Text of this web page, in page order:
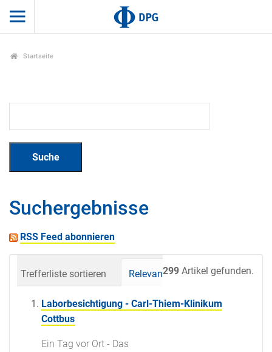
Startseite
Suchergebnisse
RSS Feed abonnieren
299 Artikel gefunden.
Trefferliste sortieren Relevanz Datum
Laborbesichtigung - Carl-Thiem-Klinikum
Cottbus
Ein Tag vor Ort - Das